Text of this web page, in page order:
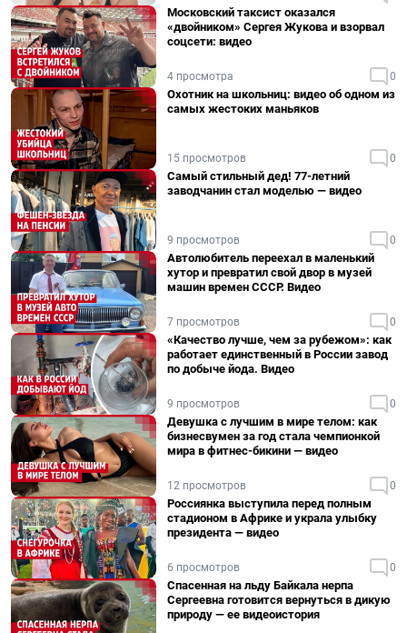
Московский таксист оказался
«двойником» Сергея Жукова и взорвал
соцсети: видео
4 просмотра 0
Охотник на школьниц: видео об одном из
самых жестоких маньяков
15 просмотров 0
Самый стильный дед! 77-летний
заводчанин стал моделью — видео
9 просмотров 0
Автолюбитель переехал в маленький
хутор и превратил свой двор в музей
машин времен СССР. Видео
7 просмотров 0
«Качество лучше, чем за рубежом»: как
работает единственный в России завод
по добыче йода. Видео
9 просмотров 0
Девушка с лучшим в мире телом: как
бизнесвумен за год стала чемпионкой
мира в фитнес-бикини — видео
12 просмотров 0
Россиянка выступила перед полным
стадионом в Африке и украла улыбку
президента — видео
6 просмотров 0
Спасенная на льду Байкала нерпа
Сергеевна готовится вернуться в дикую
природу — ее видеоистория